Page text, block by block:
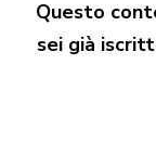
Questo
sei già